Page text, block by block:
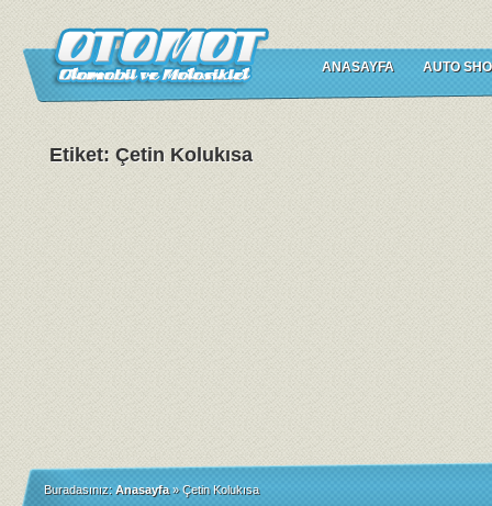
ANASAYFA AUTO
Etiket: Çetin Kolukısa
Buradasınız: Anasayfa » Çetin Kolukısa